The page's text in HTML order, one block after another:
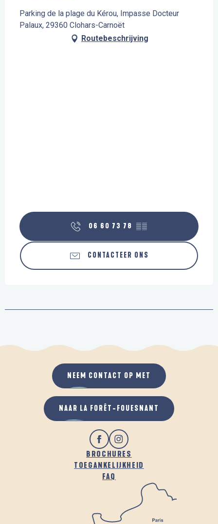
Parking de la plage du Kérou, Impasse Docteur
Palaux, 29360 Clohars-Carnoët
Routebeschrijving
06 60 73 78 ▒▒
CONTACTEER ONS
BROCHURES
TOEGANKELIJKHEID
FAQ
NEEM CONTACT OP MET
NAAR LA FORÊT-FOUESNANT